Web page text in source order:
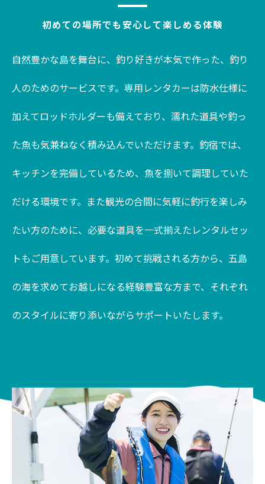
初めての場所でも安心して楽しめる体験
自然豊かな島を舞台に、釣り好きが本気で作った、釣り
人のためのサービスです。専用レンタカーは防水仕様に
加えてロッドホルダーも備えており、濡れた道具や釣っ
た魚も気兼ねなく積み込んでいただけます。釣宿では、
キッチンを完備しているため、魚を捌いて調理していた
だける環境です。また観光の合間に気軽に釣行を楽しみ
たい方のために、必要な道具を一式揃えたレンタルセッ
トもご用意しています。初めて挑戦される方から、五島
の海を求めてお越しになる経験豊富な方まで、それぞれ
のスタイルに寄り添いながらサポートいたします。